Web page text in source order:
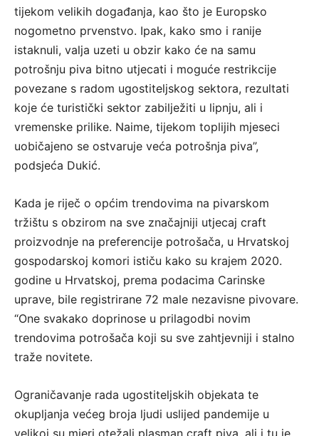
tijekom velikih događanja, kao što je Europsko
nogometno prvenstvo. Ipak, kako smo i ranije
istaknuli, valja uzeti u obzir kako će na samu
potrošnju piva bitno utjecati i moguće restrikcije
povezane s radom ugostiteljskog sektora, rezultati
koje će turistički sektor zabilježiti u lipnju, ali i
vremenske prilike. Naime, tijekom toplijih mjeseci
uobičajeno se ostvaruje veća potrošnja piva”,
podsjeća Dukić.
Kada je riječ o općim trendovima na pivarskom
tržištu s obzirom na sve značajniji utjecaj craft
proizvodnje na preferencije potrošača, u Hrvatskoj
gospodarskoj komori ističu kako su krajem 2020.
godine u Hrvatskoj, prema podacima Carinske
uprave, bile registrirane 72 male nezavisne pivovare.
“One svakako doprinose u prilagodbi novim
trendovima potrošača koji su sve zahtjevniji i stalno
traže novitete.
Ograničavanje rada ugostiteljskih objekata te
okupljanja većeg broja ljudi uslijed pandemije u